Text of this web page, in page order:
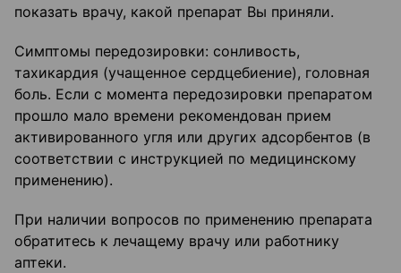
показать врачу, какой препарат Вы приняли.
Симптомы передозировки: сонливость,
тахикардия (учащенное сердцебиение), головная
боль. Если с момента передозировки препаратом
прошло мало времени рекомендован прием
активированного угля или других адсорбентов (в
соответствии с инструкцией по медицинскому
применению).
При наличии вопросов по применению препарата
обратитесь к лечащему врачу или работнику
аптеки.